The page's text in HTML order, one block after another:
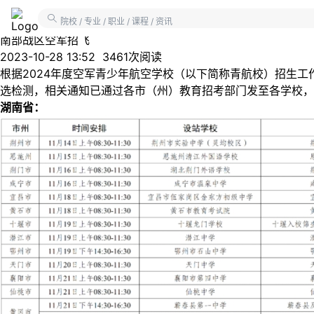
院校 / 专业 / 职业 / 课程 / 资讯
2024年度湖北、湖南省空军青少年航空学校招生集中初选日程
南部战区空军招飞
2023-10-28 13:52 3461次阅读
根据2024年度空军青少年航空学校（以下简称青航校）招生
选检测，相关通知已通过各市（州）教育招考部门发至各学校
湖南省：